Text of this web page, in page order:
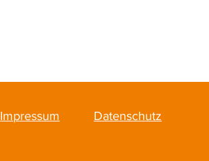
Datenschutz
Impressum